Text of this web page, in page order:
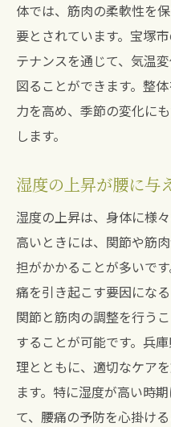
整体師が教える
温暖な気候に対
腰痛を和らげる
整体で解消する腰痛
秋の腰痛: 温度変
冬の腰痛: 防寒
季節ごとの腰痛
日常生活での予
身体のバランス調
果
骨盤の歪みを整
筋肉の緊張を緩
身体の柔軟性を
体では、筋肉の柔軟性を
要とされています。宝塚
テナンスを通じて、気温
図ることができます。整
力を高め、季節の変化に
します。
湿度の上昇が腰に与
湿度の上昇は、身体に様
高いときには、関節や筋
担がかかることが多いで
痛を引き起こす要因にな
関節と筋肉の調整を行う
することが可能です。兵
理とともに、適切なケア
ます。特に湿度が高い時
て、腰痛の予防を心掛ける